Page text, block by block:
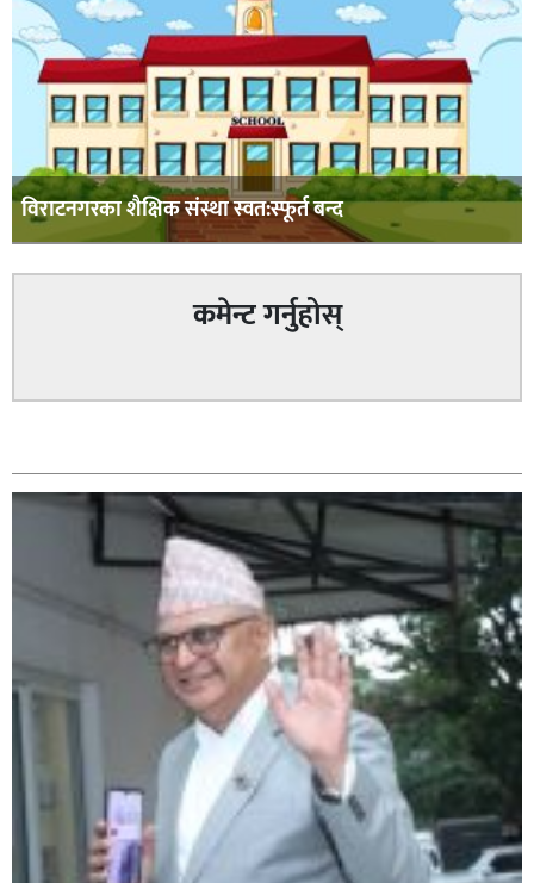
विराटनगरका शैक्षिक संस्था स्वत:स्फूर्त बन्द
कमेन्ट गर्नुहोस्